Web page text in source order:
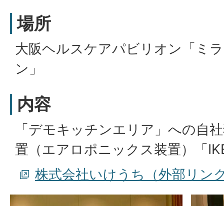
場所
大阪ヘルスケアパビリオン「ミ
ン」
内容
「デモキッチンエリア」への自
置（エアロポニックス装置）「
株式会社いけうち（外部リン